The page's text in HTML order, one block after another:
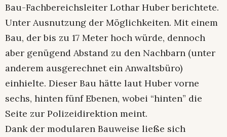
Bau-Fachbereichsleiter Lothar Huber berichtete.
Unter Ausnutzung der Möglichkeiten. Mit einem
Bau, der bis zu 17 Meter hoch würde, dennoch
aber genügend Abstand zu den Nachbarn (unter
anderem ausgerechnet ein Anwaltsbüro)
einhielte. Dieser Bau hätte laut Huber vorne
sechs, hinten fünf Ebenen, wobei “hinten” die
Seite zur Polizeidirektion meint.
Dank der modularen Bauweise ließe sich